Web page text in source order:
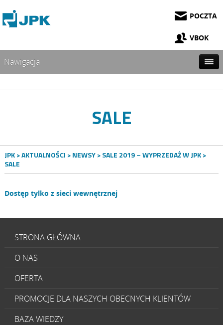
POCZTA
VBOK
Nawigacja
SALE
JPK>AKTUALNOŚCI >NEWSY>SALE 2019 – WYPRZEDAŻ W JPK>
SALE
Dostęp tylko z sieci wewnętrznej
STRONA GŁÓWNA
O NAS
OFERTA
PROMOCJE DLA NASZYCH OBECNYCH KLIENTÓW
BAZA WIEDZY